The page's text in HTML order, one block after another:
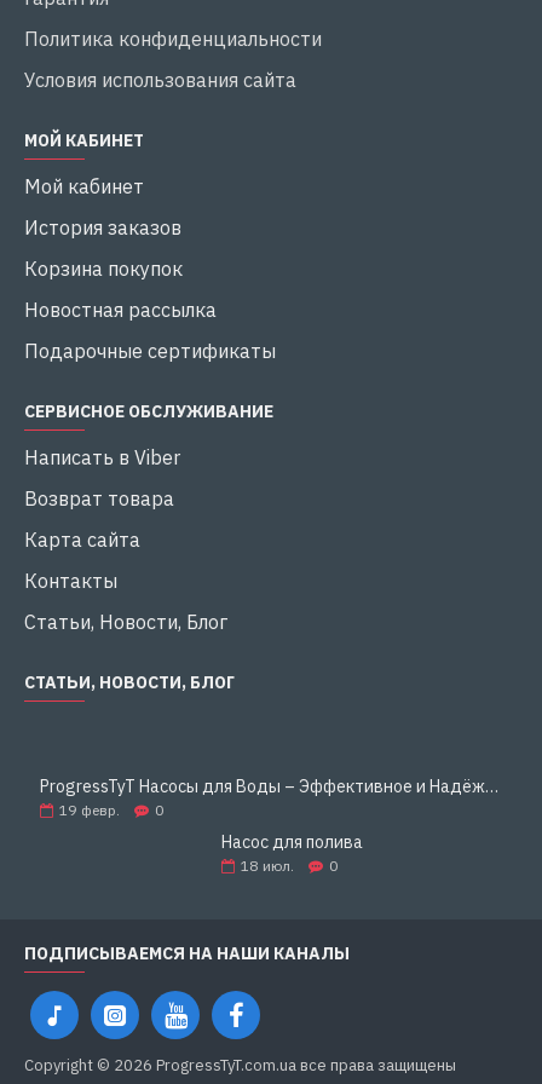
Политика конфиденциальности
Условия использования сайта
МОЙ КАБИНЕТ
Мой кабинет
История заказов
Корзина покупок
Новостная рассылка
Подарочные сертификаты
СЕРВИСНОЕ ОБСЛУЖИВАНИЕ
Написать в Viber
Возврат товара
Карта сайта
Контакты
Статьи, Новости, Блог
СТАТЬИ, НОВОСТИ, БЛОГ
ProgressTyT Насосы для Воды – Эффективное и Надёжное Решение для Дома и Бизнеса
19 февр. 0
Насос для полива
18 июл. 0
ПОДПИСЫВАЕМСЯ НА НАШИ КАНАЛЫ
Copyright © 2026 ProgressTyT.com.ua все права защищены